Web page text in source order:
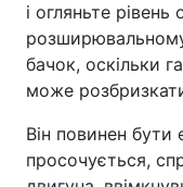
і огляньте
бачок, оскільки
може
Він повинен
просочується,